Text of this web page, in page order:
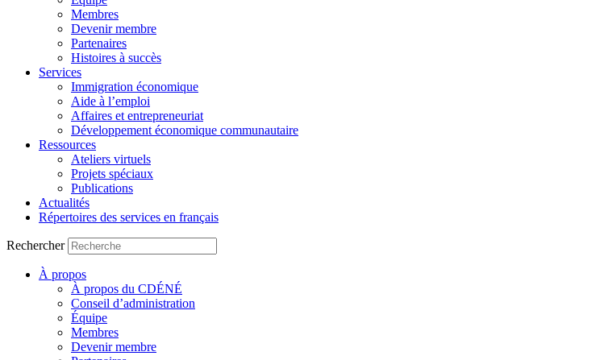
Membres
Devenir membre
Partenaires
Histoires à succès
Services
Immigration économique
Aide à l’emploi
Affaires et entrepreneuriat
Développement économique communautaire
Ressources
Ateliers virtuels
Projets spéciaux
Publications
Actualités
Répertoires des services en français
Rechercher
À propos
À propos du CDÉNÉ
Conseil d’administration
Équipe
Membres
Devenir membre